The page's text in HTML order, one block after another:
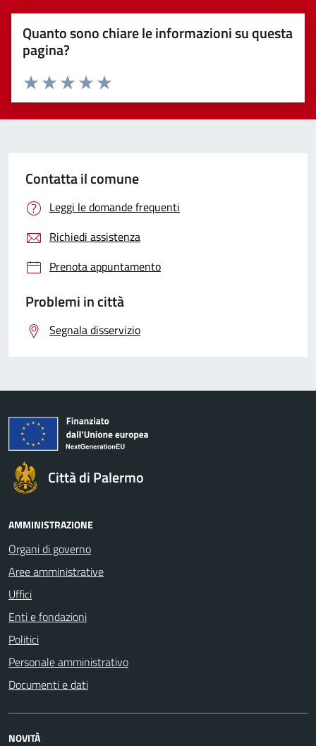
Quanto sono chiare le informazioni su questa
pagina?
Valuta 5 stelle su 5
Valuta 4 stelle su 5
Valuta 3 stelle su 5
Valuta 2 stelle su 5
Valuta 1 stelle su 5
Contatta il comune
Leggi le domande frequenti
Richiedi assistenza
Prenota appuntamento
Problemi in città
Segnala disservizio
Città di Palermo
AMMINISTRAZIONE
Organi di governo
Aree amministrative
Uffici
Enti e fondazioni
Politici
Personale amministrativo
Documenti e dati
NOVITÀ